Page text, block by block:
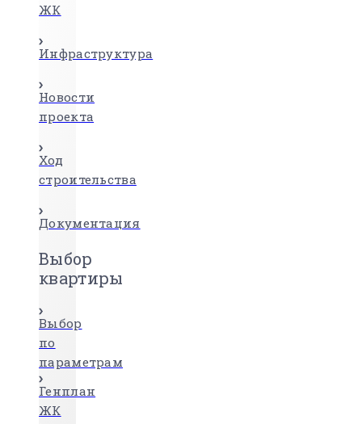
ЖК
Инфраструктура
Новости
проекта
Ход
строительства
Документация
Выбор
квартиры
Выбор
по
параметрам
Генплан
ЖК